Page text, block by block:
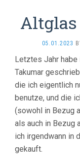
Altglas
05.01.2023
Letztes Jahr habe
Takumar
die ich eigentlich
benutze, und die
(sowohl in Bezug
als auch in Bezug
ich irgendwann in
gekauft.